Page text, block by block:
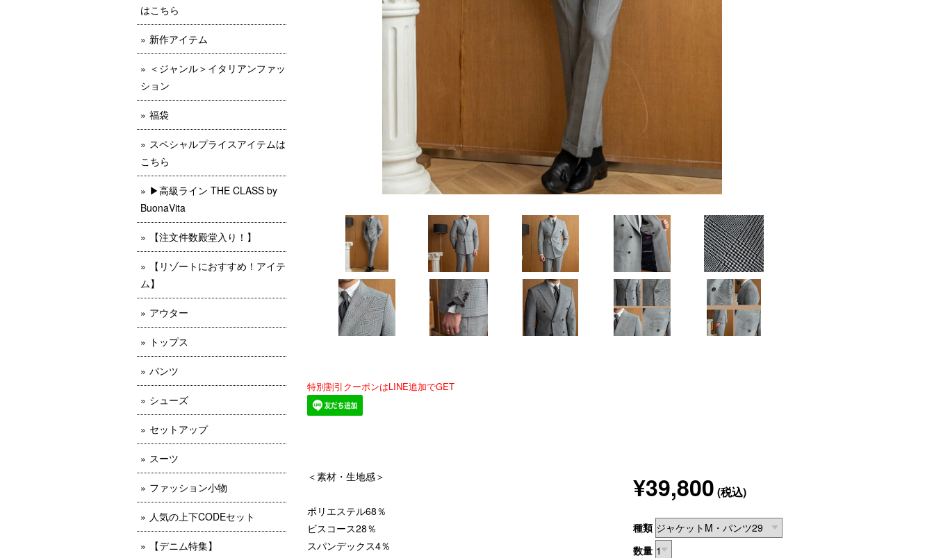
特別割引クーポンはLINE追加でGET
＜素材・生地感＞
ポリエステル68％
ビスコース28％
スパンデックス4％
¥39,800 (税込)
種類
数量
はこちら
新作アイテム
＜ジャンル＞イタリアンファッ
ション
福袋
スペシャルプライスアイテムは
こちら
▶︎高級ライン THE CLASS by
BuonaVita
【注文件数殿堂入り！】
【リゾートにおすすめ！アイテ
ム】
アウター
トップス
パンツ
シューズ
セットアップ
スーツ
ファッション小物
人気の上下CODEセット
【デニム特集】